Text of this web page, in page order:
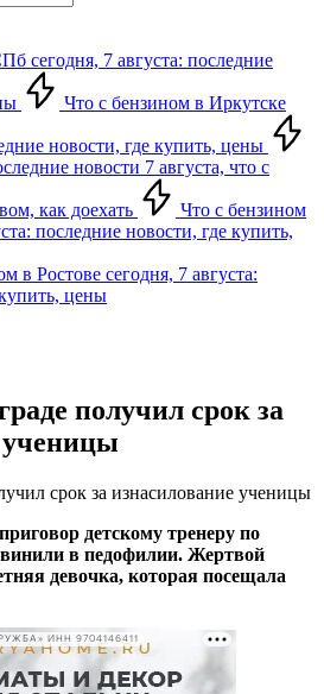
сегодня, 7 августа: последние
Что с бензином в Иркутске
новости, где купить, цены
новости 7 августа, что с
как доехать
Что с бензином
последние новости, где купить,
в Ростове сегодня, 7 августа:
цены
получил срок за
ученицы
срок за изнасилование ученицы
детскому тренеру по
в педофилии. Жертвой
девочка, которая посещала
ИНН 9704146411